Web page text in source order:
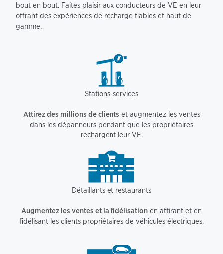
bout en bout. Faites plaisir aux conducteurs de VE en leur
offrant des expériences de recharge fiables et haut de
gamme.
Stations-services
Attirez des millions de clients et augmentez les ventes
dans les dépanneurs pendant que les propriétaires
rechargent leur VE.
Détaillants et restaurants
Augmentez les ventes et la fidélisation en attirant et en
fidélisant les clients propriétaires de véhicules électriques.